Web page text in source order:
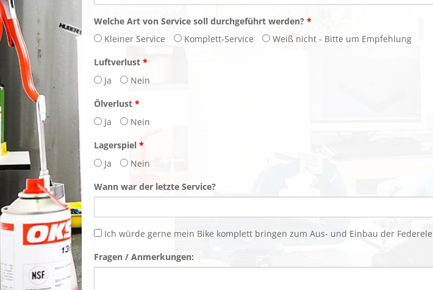
Welche Art von Service soll durchgeführt werden?*
Kleiner Service
Komplett-Service
Weiß nicht - Bitte um Empfehlung
Luftverlust*
Ja
Nein
Ölverlust*
Ja
Nein
Lagerspiel*
Ja
Nein
Wann war der letzte Service?
BikeIch würde gerne mein Bike komplett bringen zum Aus- und Einbau der
Fragen / Anmerkungen: